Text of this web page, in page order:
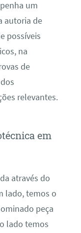
um
autoria de
possíveis
na
de
relevantes.
em
através do
lado, temos o
peça
lado temos